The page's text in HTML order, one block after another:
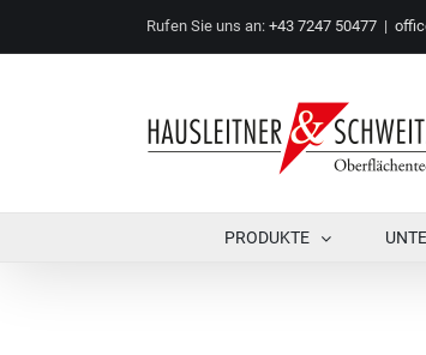
Rufen Sie uns an: +43 7247 50477 |
PRODUKTE